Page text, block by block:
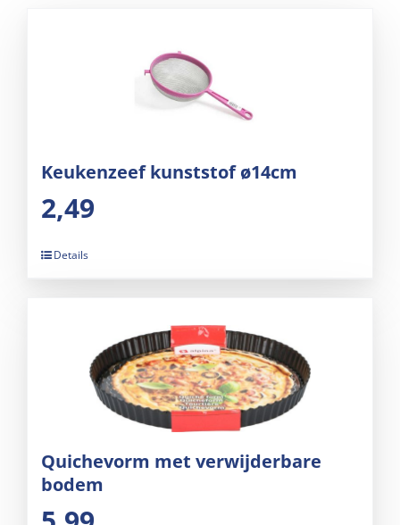
Keukenzeef kunststof ø14cm
2,49
Details
Quichevorm met verwijderbare
bodem